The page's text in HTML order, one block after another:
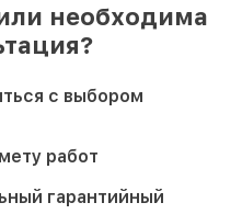
необходима
с выбором
работ
гарантийный